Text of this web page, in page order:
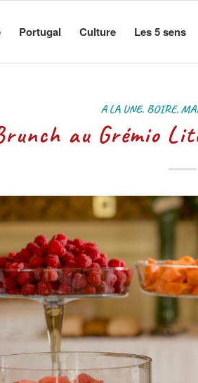
Portugal Culture Les 5 sens
A LA UNE, BOIRE,
au Grémio